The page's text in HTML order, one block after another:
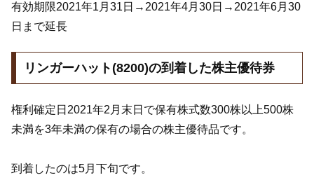
有効期限2021年1月31日→2021年4月30日→2021年6月30
日まで延長
リンガーハット(8200)の到着した株主優待券
権利確定日2021年2月末日で保有株式数300株以上500株
未満を3年未満の保有の場合の株主優待品です。
到着したのは5月下旬です。